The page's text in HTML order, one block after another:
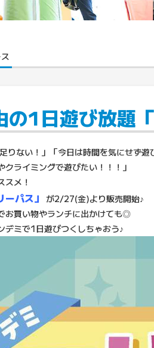
の1日遊び放題
りない！」「今日は時間を気にせず遊
クライミングで遊びたい！！！」
スメ！
パス」 が2/27(金)より販売開始♪
お買い物やランチに出かけても◎
デミで1日遊びつくしちゃおう♪